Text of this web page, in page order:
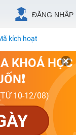
ĐĂNG NHẬP
kích hoạt
KHOÁ HỌC
10-12/08)